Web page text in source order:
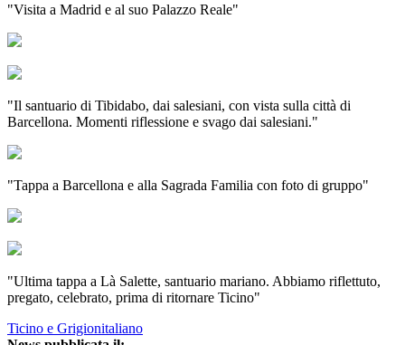
"Visita a Madrid e al suo Palazzo Reale"
"Il santuario di Tibidabo, dai salesiani, con vista sulla città di
Barcellona. Momenti riflessione e svago dai salesiani."
"Tappa a Barcellona e alla Sagrada Familia con foto di gruppo"
"Ultima tappa a Là Salette, santuario mariano. Abbiamo riflettuto,
pregato, celebrato, prima di ritornare Ticino"
Ticino e Grigionitaliano